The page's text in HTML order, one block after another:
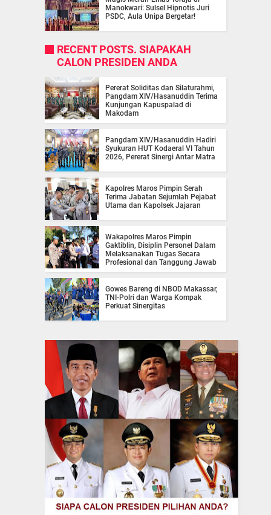
Manokwari: Sulsel Hipnotis Juri
PSDC, Aula Unipa Bergetar!
RECENT POSTS. SIAPAKAH
CALON PRESIDEN ANDA
Pererat Soliditas dan Silaturahmi,
Pangdam XIV/Hasanuddin Terima
Kunjungan Kapuspalad di
Makodam
Pangdam XIV/Hasanuddin Hadiri
Syukuran HUT Kodaeral VI Tahun
2026, Pererat Sinergi Antar Matra
Kapolres Maros Pimpin Serah
Terima Jabatan Sejumlah Pejabat
Utama dan Kapolsek Jajaran
Wakapolres Maros Pimpin
Gaktiblin, Disiplin Personel Dalam
Melaksanakan Tugas Secara
Profesional dan Tanggung Jawab
Gowes Bareng di NBOD Makassar,
TNI-Polri dan Warga Kompak
Perkuat Sinergitas